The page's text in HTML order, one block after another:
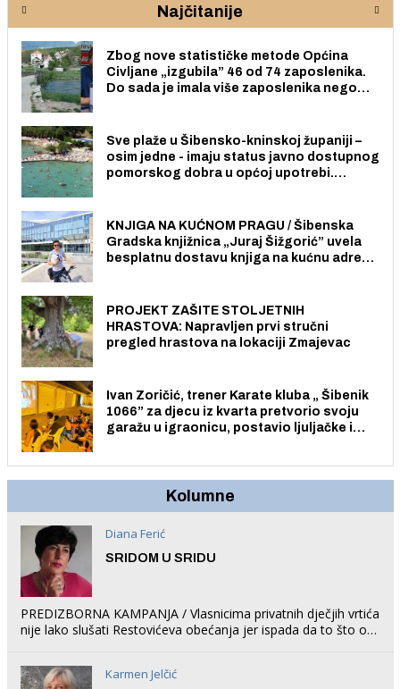
Najčitanije
Zbog nove statističke metode Općina
Civljane „izgubila” 46 od 74 zaposlenika.
Do sada je imala više zaposlenika nego
Sve plaže u Šibensko-kninskoj županiji –
osim jedne - imaju status javno dostupnog
pomorskog dobra u općoj upotrebi.
KNJIGA NA KUĆNOM PRAGU / Šibenska
Gradska knjižnica „Juraj Šižgorić” uvela
besplatnu dostavu knjiga na kućnu adresu
PROJEKT ZAŠITE STOLJETNIH
HRASTOVA: Napravljen prvi stručni
pregled hrastova na lokaciji Zmajevac
Ivan Zoričić, trener Karate kluba „ Šibenik
1066” za djecu iz kvarta pretvorio svoju
garažu u igraonicu, postavio ljuljačke i
Kolumne
Diana Ferić
SRIDOM U SRIDU
PREDIZBORNA KAMPANJA / Vlasnicima privatnih dječjih vrtića
nije lako slušati Restovićeva obećanja jer ispada da to što oni
Karmen Jelčić